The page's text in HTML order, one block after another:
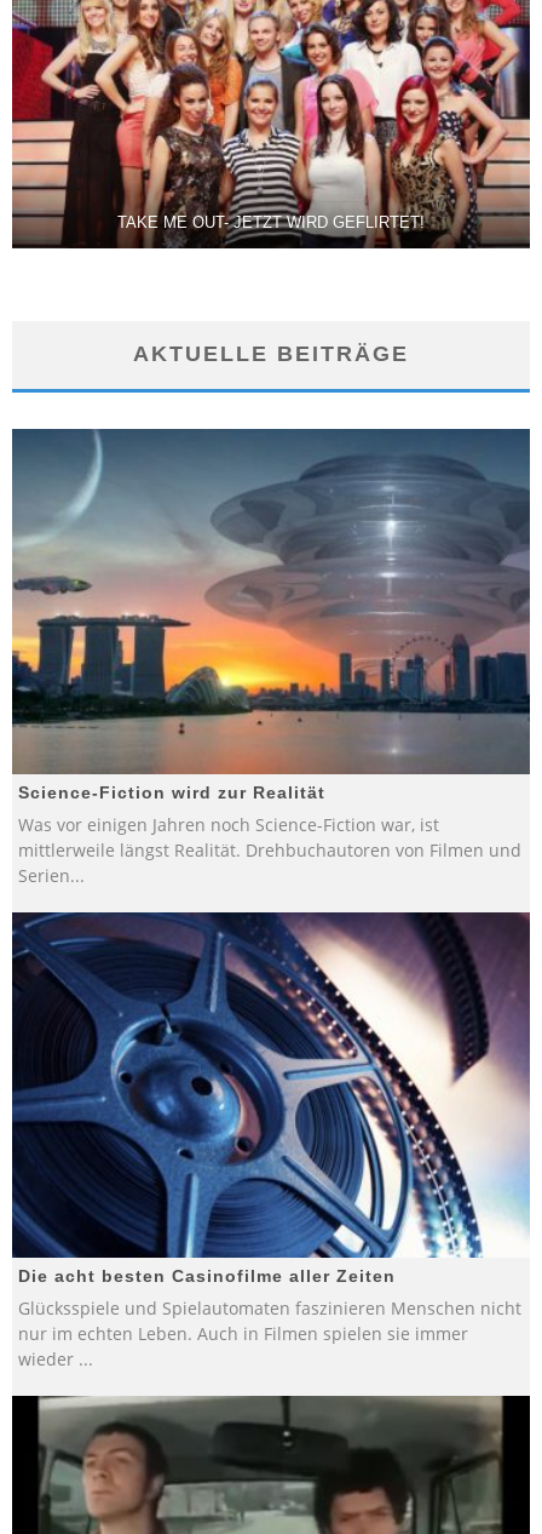
TAKE ME OUT- JETZT WIRD GEFLIRTET!
AKTUELLE BEITRÄGE
Science-Fiction wird zur Realität
Was vor einigen Jahren noch Science-Fiction war, ist
mittlerweile längst Realität. Drehbuchautoren von Filmen und
Serien...
Die acht besten Casinofilme aller Zeiten
Glücksspiele und Spielautomaten faszinieren Menschen nicht
nur im echten Leben. Auch in Filmen spielen sie immer
wieder ...